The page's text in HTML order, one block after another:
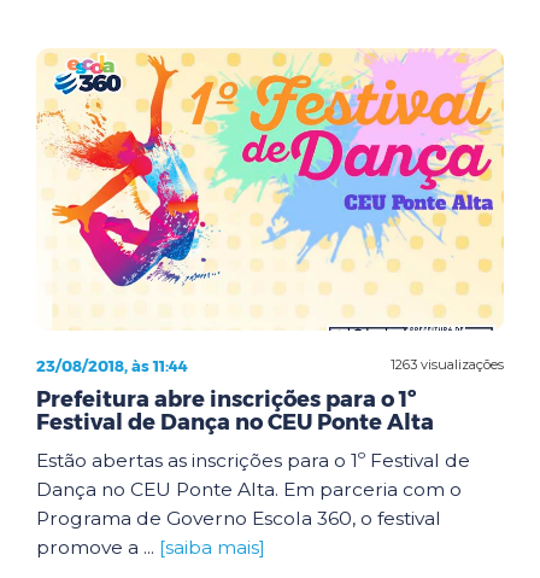
1263 visualizações
23/08/2018, às 11:44
Prefeitura abre inscrições para o 1º
Festival de Dança no CEU Ponte Alta
Estão abertas as inscrições para o 1º Festival de
Dança no CEU Ponte Alta. Em parceria com o
Programa de Governo Escola 360, o festival
promove a ... [saiba mais]